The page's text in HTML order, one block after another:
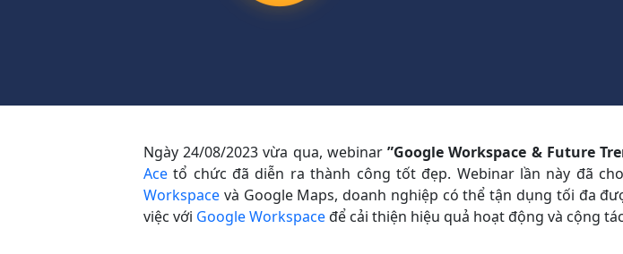
Ngày 24/08/2023 vừa qua, webinar”Google Workspace & Future
Ace tổ chức đã diễn ra thành công tốt đẹp. Webinar lần này đã
Workspace và Google Maps, doanh nghiệp có thể tận dụng tối đa
việc với Google Workspaceđể cải thiện hiệu quả hoạt động và cộng